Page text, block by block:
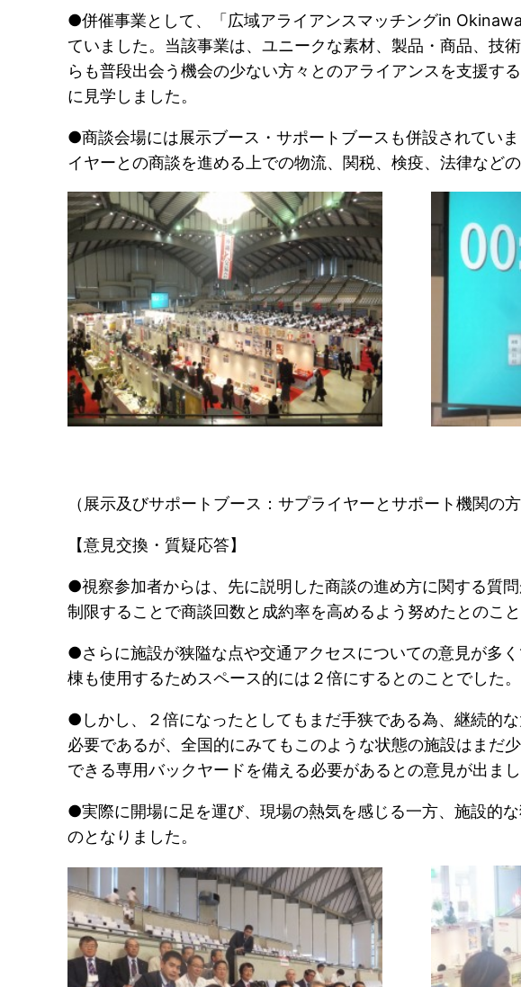
●併催事業として、「広域アライアンスマッチングin
ていました。当該事業は、ユニークな素材、製品・商品、技
らも普段出会う機会の少ない方々とのアライアンスを支援す
に見学しました。
●商談会場には展示ブース・サポートブースも併設されてい
イヤーとの商談を進める上での物流、関税、検疫、法律など
（展示及びサポートブース：サプライヤーとサポート機
【意見交換・質疑応答】
●視察参加者からは、先に説明した商談の進め方に関する質
制限することで商談回数と成約率を高めるよう努めたとのこと
●さらに施設が狭隘な点や交通アクセスについての意見が多
棟も使用するためスペース的には２倍にするとのことでした。
●しかし、２倍になったとしてもまだ手狭である為、継続的
必要であるが、全国的にみてもこのような状態の施設はまだ
できる専用バックヤードを備える必要があるとの意見が出まし
●実際に開場に足を運び、現場の熱気を感じる一方、施設的
のとなりました。